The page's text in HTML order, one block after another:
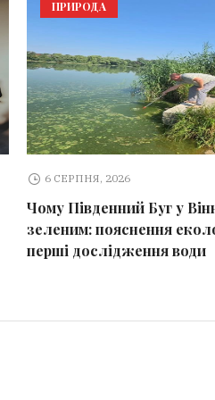
ПРИРОДА
6 СЕРПНЯ, 2026
Чому Південний Буг у
зеленим: пояснення
перші дослідження води